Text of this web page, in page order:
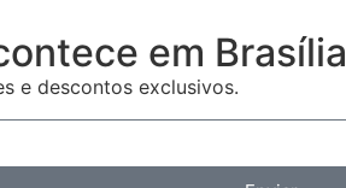
em Brasília
e descontos exclusivos.